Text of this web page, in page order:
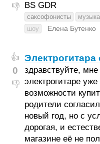
👎 BS GDR
саксофонисты
шоу
Елена Бутенко
👍
0
👎
Электрогитара
здравствуйте,
электрогитаре
возможности
родители
новый год, но с
дорогая, и
магазине её не